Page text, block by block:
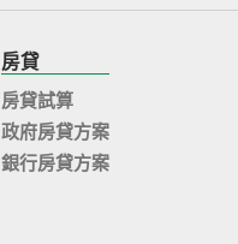
房貸
房貸試算
政府房貸方案
銀行房貸方案